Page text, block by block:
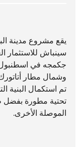
يقع مشروع مدينة
سينباش للاستثمار
جكمجه في اسطنبول،
وشمال مطار
تم استكمال البنية
الموصلة الأخرى.